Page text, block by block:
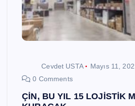
Cevdet USTA
Mayıs 11,
0 Comments
ÇİN, BU YIL 15 LOJİSTİK